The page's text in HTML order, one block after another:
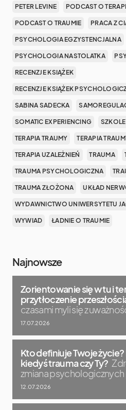
PETER LEVINE PODCAST O
PODCAST O TRAUMIE PRACA Z
PSYCHOLOGIA EGZYSTENCJALNA
PSYCHOLOGIA NASTOLATKA
RECENZJE KSIĄŻEK
RECENZJE KSIĄŻEK
SABINA SADECKA
SOMATIC EXPERIENCING
TERAPIA TRAUMY TERAPIA
TERAPIA UZALEŻNIEŃ TRAUMA
TRAUMA PSYCHOLOGICZNA
TRAUMA ZŁOŻONA UKŁAD
WYDAWNICTWO UNIWERSYTETU
WYWIAD ŁADNIE O TRAUMIE
Najnowsze
Zorientowanie się w tu i
przytłoczenie
czasami myli się z
17.07.2026
Kto definiuje Twoje
kiedyś trauma czy Ty?
zmiana
12.07.2026